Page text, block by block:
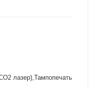
лазер),Тампопечать